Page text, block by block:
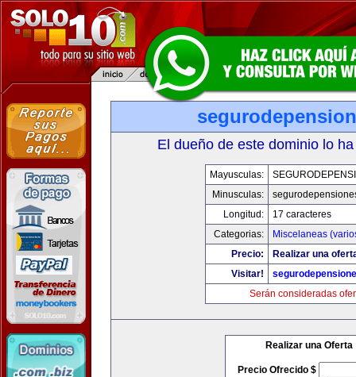
El dueño de este dominio lo
Mayusculas:
Minusculas:
Longitud:
17 caracteres
Categorias:
Miscelaneas
Precio:
Realizar una
Visitar!
Serán consideradas
Realizar una Oferta
Precio Ofrecido $